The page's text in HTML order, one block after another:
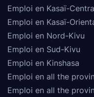
Emploi en Kasaï-
Emploi en Kasaï-
Emploi en Nord-Kivu
Emploi en Sud-Kivu
Emploi en Kinshasa
Emploi en all the
Emploi en all the